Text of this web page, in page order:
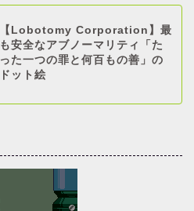
【Lobotomy Corporation】最
も安全なアブノーマリティ「た
った一つの罪と何百もの善」の
ドット絵